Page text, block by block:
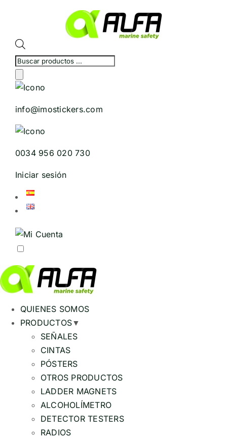
Búsqueda
de
productos
info@imostickers.com
0034 956 020 730
Iniciar sesión
QUIENES SOMOS
PRODUCTOS▼
SEÑALES
CINTAS
PÓSTERS
OTROS PRODUCTOS
LADDER MAGNETS
ALCOHOLÍMETRO
DETECTOR TESTERS
RADIOS